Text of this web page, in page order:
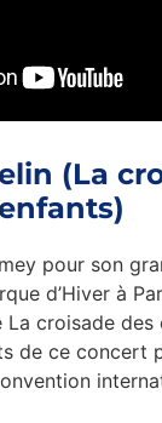
(La
pour son
d’Hiver à
croisade des
de ce concert